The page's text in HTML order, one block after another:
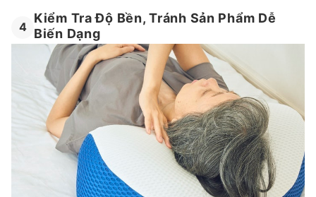
4
Kiểm Tra Độ Bền, Tránh Sản Phẩm Dễ
Biến Dạng